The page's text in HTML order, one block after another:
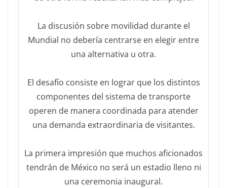
La discusión sobre movilidad durante el
Mundial no debería centrarse en elegir entre
una alternativa u otra.
El desafío consiste en lograr que los distintos
componentes del sistema de transporte
operen de manera coordinada para atender
una demanda extraordinaria de visitantes.
La primera impresión que muchos aficionados
tendrán de México no será un estadio lleno ni
una ceremonia inaugural.